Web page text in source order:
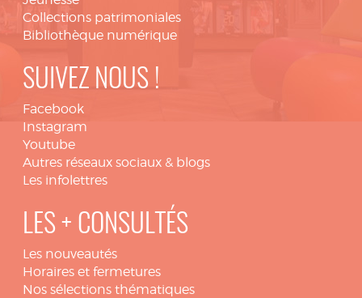
Collections patrimoniales
Bibliothèque numérique
SUIVEZ NOUS !
Facebook
Instagram
Youtube
Autres réseaux sociaux & blogs
Les infolettres
LES + CONSULTÉS
Les nouveautés
Horaires et fermetures
Nos sélections thématiques